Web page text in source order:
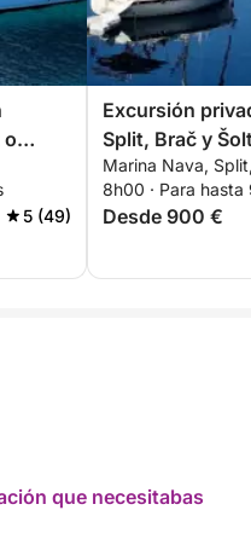
o
5 (49)
Excursión
Split, Brač y
Marina Nava,
8h00 · Para hasta
Desde 900 €
que necesitabas